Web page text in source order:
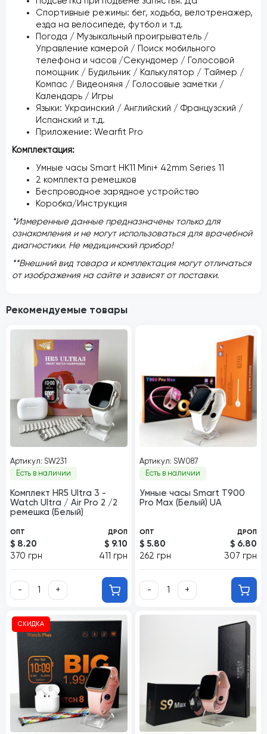
Спортивные режимы: бег, ходьба, велотренажер,
езда на велосипеде, футбол и т.д.
Погода / Музыкальный проигрыватель /
Управление камерой / Поиск мобильного
телефона и часов /Секундомер / Голосовой
помощник / Будильник / Калькулятор / Таймер /
Компас / Видеоняня / Голосовые заметки /
Календарь / Игры
Языки: Украинский / Английский / Французский /
Испанский и т.д.
Приложение: Wearfit Pro
Комплектация:
Умные часы Smart HK11 Mini+ 42mm Series 11
2 комплекта ремешков
Беспроводное зарядное устройство
Коробка/Инструкция
*Измеренные данные предназначены только для
ознакомления и не могут использоваться для врачебной
диагностики. Не медицинский прибор!
**Внешний вид товара и комплектация могут отличаться
от изображения на сайте и зависят от поставки.
Рекомендуемые товары
Артикул: SW231
Есть в наличии
Комплект HR5 Ultra 3 -
Watch Ultra / Air Pro 2 /2
ремешка (Белый)
ОПТ
$ 8.20
370 грн
ДРОП
$ 9.10
411 грн
- +
Артикул: SW087
Есть в наличии
Умные часы Smart T900
Pro Max (Белый) UA
ОПТ
$ 5.80
262 грн
ДРОП
$ 6.80
307 грн
- +
СКИДКА